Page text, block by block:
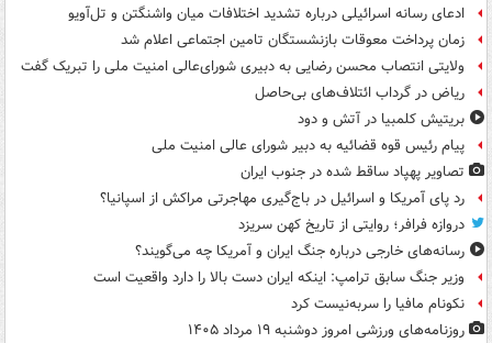
ادعای رسانه اسرائیلی درباره تشدید اختلافات میان واشنگتن و تل‌آویو
زمان پرداخت معوقات بازنشستگان تامین اجتماعی اعلام شد
ولایتی انتصاب محسن رضایی به دبیری شورای‌عالی امنیت ملی را تبریک گفت
ریاض در گرداب ائتلاف‌های بی‌حاصل
بریتیش کلمبیا در آتش و دود
پیام رئیس قوه قضائیه به دبیر شورای عالی امنیت ملی
تصاویر پهپاد ساقط شده در جنوب ایران
رد پای آمریکا و اسرائیل در باج‌گیری مهاجرتی مراکش از اسپانیا؟
دروازه فرافر؛ روایتی از تاریخ کهن سریزد
رسانه‌های خارجی درباره جنگ ایران و آمریکا چه می‌گویند؟
وزیر جنگ سابق ترامپ: اینکه ایران دست بالا را دارد واقعیت است
نکونام مافیا را سربه‌نیست کرد
روزنامه‌های ورزشی امروز دوشنبه ۱۹ مرداد ۱۴۰۵